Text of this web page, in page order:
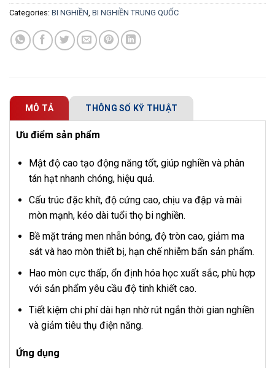
Categories: BI NGHIỀN, BI NGHIỀN TRUNG QUỐC
MÔ TẢ THÔNG SỐ KỸ THUẬT
Ưu điểm sản phẩm
Mật độ cao tạo động năng tốt, giúp nghiền và phân
tán hạt nhanh chóng, hiệu quả.
Cấu trúc đặc khít, độ cứng cao, chịu va đập và mài
mòn mạnh, kéo dài tuổi thọ bi nghiền.
Bề mặt tráng men nhẵn bóng, độ tròn cao, giảm ma
sát và hao mòn thiết bị, hạn chế nhiễm bẩn sản phẩm.
Hao mòn cực thấp, ổn định hóa học xuất sắc, phù hợp
với sản phẩm yêu cầu độ tinh khiết cao.
Tiết kiệm chi phí dài hạn nhờ rút ngắn thời gian nghiền
và giảm tiêu thụ điện năng.
Ứng dụng